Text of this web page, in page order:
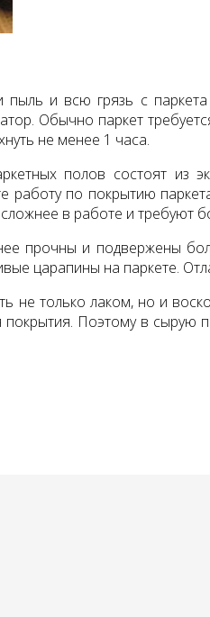
пыль и всю грязь с
Обычно паркет
не ме­нее 1 часа.
полов состоят из
работу по покрытию
в рабо­те и требуют
прочны и подвержены
царапи­ны на паркете.
не только лаком, но и
Поэтому в сырую